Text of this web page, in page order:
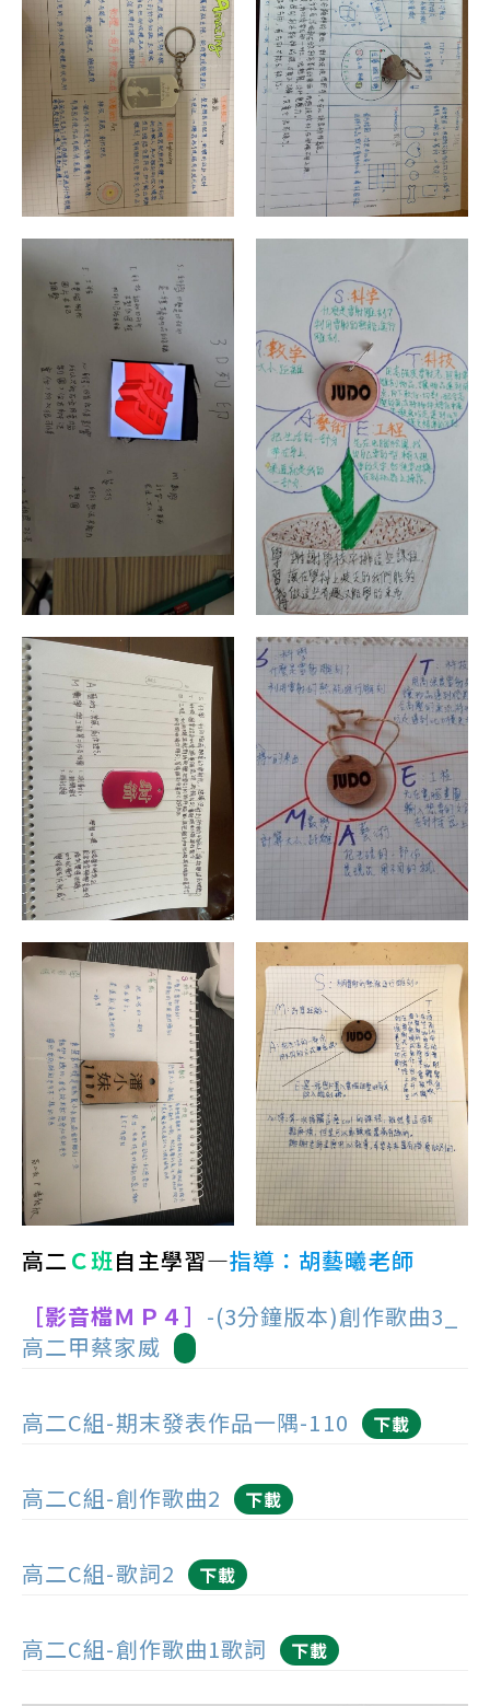
高二 Ｃ班自主學習—指導：胡藝曦老師
［影音檔ＭＰ４］ -(3分鐘版本)創作歌曲3_
高二甲蔡家威
高二C組-期末發表作品一隅-110 下載
高二C組-創作歌曲2 下載
高二C組-歌詞2 下載
高二C組-創作歌曲1歌詞 下載